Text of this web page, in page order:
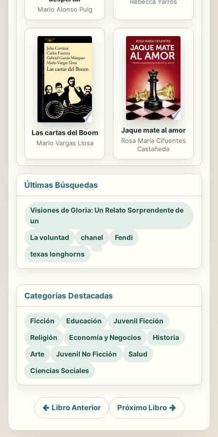
Mario Alonso Puig
Las cartas del Boom
Mario Vargas Llosa
Jaque mate al amor
Rosa María Cifuentes
Castañeda
Últimas Búsquedas
Visiones de Gloria: Un Relato Sorprendente de
un
La voluntad
chanel
Fendi
texas longhorns
Categorías Destacadas
Ficción Educación
Juvenil Ficción
Religión
Economía y Negocios
Historia
Arte
Juvenil No Ficción
Salud
Ciencias Sociales
Libro Anterior Próximo Libro